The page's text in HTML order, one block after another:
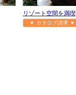
リゾート空間を満喫
▼ カタログ請求 ▼